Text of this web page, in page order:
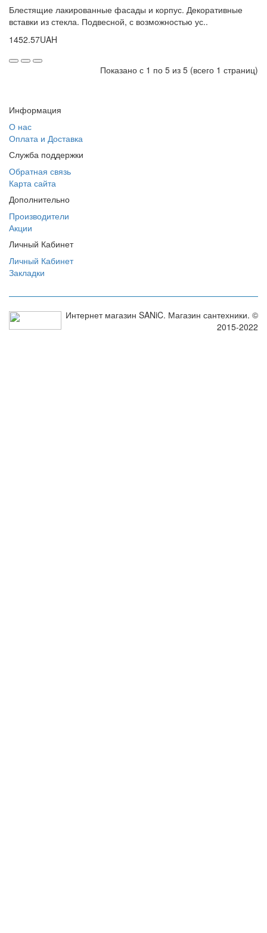
Блестящие лакированные фасады и корпус. Декоративные
вставки из стекла. Подвесной, с возможностью ус..
1452.57UAH
Показано с 1 по 5 из 5 (всего 1 страниц)
Информация
О нас
Оплата и Доставка
Служба поддержки
Обратная связь
Карта сайта
Дополнительно
Производители
Акции
Личный Кабинет
Личный Кабинет
Закладки
Интернет магазин SANiC. Магазин сантехники. ©
2015-2022